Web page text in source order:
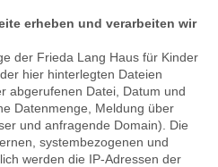
erheben und verarbeiten wir
der Frieda Lang Haus für Kinder
hier hinterlegten Dateien
abgerufenen Datei, Datum und
Datenmenge, Meldung über
und anfragende Domain). Die
systembezogenen und
werden die IP-Adressen der